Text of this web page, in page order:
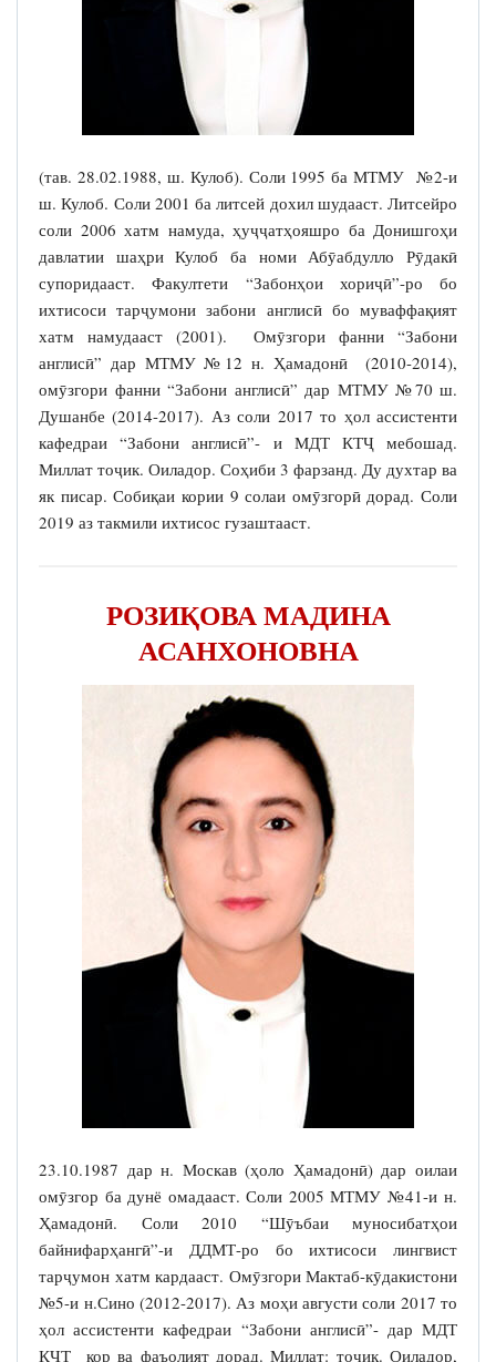
(тав. 28.02.1988, ш. Кулоб). Соли 1995 ба МТМУ №2-и
ш. Кулоб. Соли 2001 ба литсей дохил шудааст. Литсейро
соли 2006 хатм намуда, ҳуҷҷатҳояшро ба Донишгоҳи
давлатии шаҳри Кулоб ба номи Абӯабдулло Рӯдакӣ
супоридааст. Факултети “Забонҳои хориҷӣ”-ро бо
ихтисоси тарҷумони забони англисӣ бо муваффақият
хатм намудааст (2001). Омӯзгори фанни “Забони
англисӣ” дар МТМУ №12 н. Ҳамадонӣ (2010-2014),
омӯзгори фанни “Забони англисӣ” дар МТМУ №70 ш.
Душанбе (2014-2017). Аз соли 2017 то ҳол ассистенти
кафедраи “Забони англисӣ”- и МДТ КТҶ мебошад.
Миллат тоҷик. Оиладор. Соҳиби 3 фарзанд. Ду духтар ва
як писар. Собиқаи кории 9 солаи омӯзгорӣ дорад. Соли
2019 аз такмили ихтисос гузаштааст.
РОЗИҚОВА МАДИНА
АСАНХОНОВНА
23.10.1987 дар н. Москав (ҳоло Ҳамадонӣ) дар оилаи
омӯзгор ба дунё омадааст. Соли 2005 МТМУ №41-и н.
Ҳамадонӣ. Соли 2010 “Шӯъбаи муносибатҳои
байнифарҳангӣ”-и ДДМТ-ро бо ихтисоси лингвист
тарҷумон хатм кардааст. Омӯзгори Мактаб-кӯдакистони
№5-и н.Сино (2012-2017). Аз моҳи августи соли 2017 то
ҳол ассистенти кафедраи “Забони англисӣ”- дар МДТ
КҶТ кор ва фаъолият дорад. Миллат: тоҷик. Оиладор,